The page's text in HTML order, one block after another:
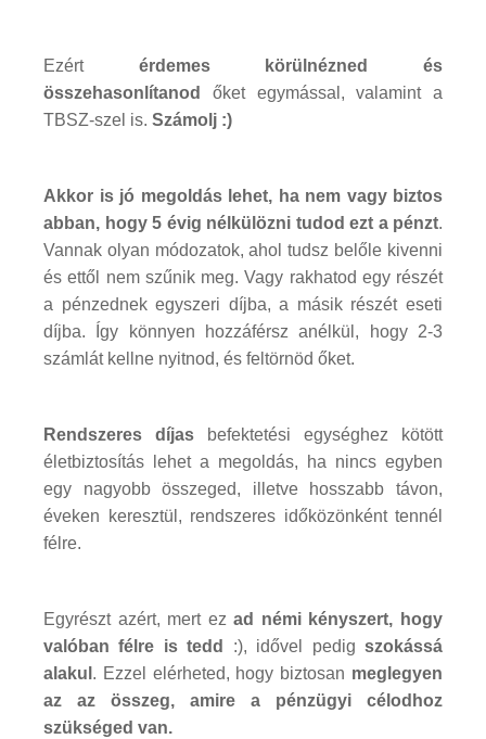
Ezért érdemes körülnézned és
összehasonlítanod
őket egymással, valamint a
TBSZ-szel is. Számolj :)
Akkor is jó megoldás lehet, ha nem vagy biztos
abban, hogy 5 évig nélkülözni tudod ezt a pénzt.
Vannak olyan módozatok, ahol tudsz belőle kivenni
és ettől nem szűnik meg. Vagy rakhatod egy részét
a pénzednek egyszeri díjba, a másik részét eseti
díjba. Így könnyen hozzáférsz anélkül, hogy 2-3
számlát kellne nyitnod, és feltörnöd őket.
Rendszeres díjas befektetési egységhez kötött
életbiztosítás lehet a megoldás, ha nincs egyben
egy nagyobb összeged, illetve hosszabb távon,
éveken keresztül, rendszeres időközönként tennél
félre.
Egyrészt azért, mert ezad némi kényszert, hogy
valóban félre is tedd
:), idővel pedigszokássá
alakul . Ezzel elérheted, hogy biztosan meglegyen
az az összeg, amire a pénzügyi célodhoz
szükséged van.